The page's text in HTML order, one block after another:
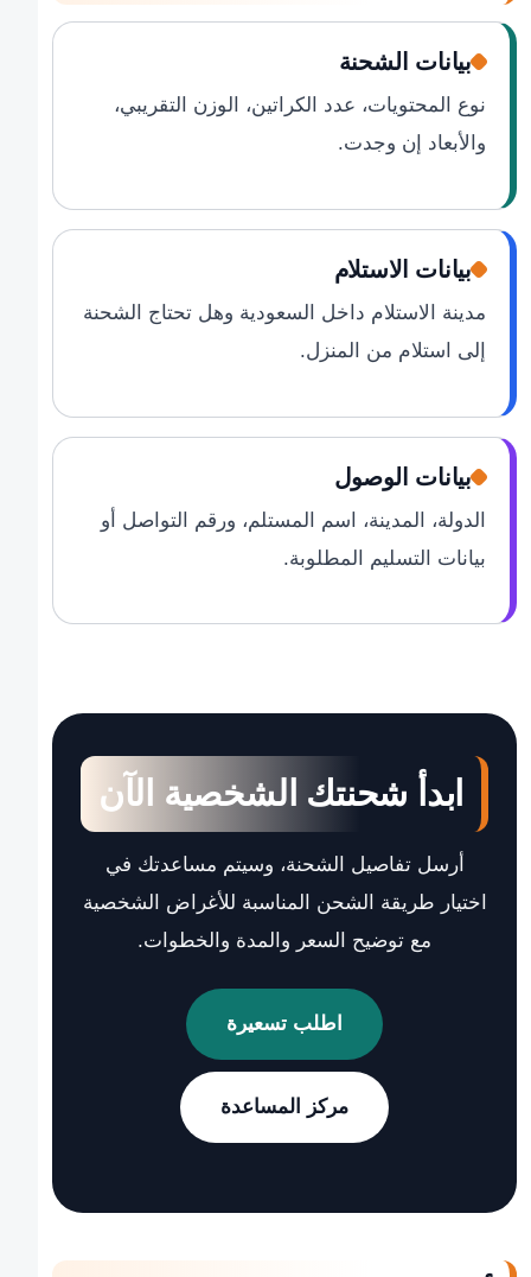
بيانات الشحنة
نوع المحتويات، عدد الكراتين، الوزن التقريبي،
والأبعاد إن وجدت.
بيانات الاستلام
مدينة الاستلام داخل السعودية وهل تحتاج الشحنة
إلى استلام من المنزل.
بيانات الوصول
الدولة، المدينة، اسم المستلم، ورقم التواصل أو
بيانات التسليم المطلوبة.
ابدأ شحنتك الشخصية الآن
أرسل تفاصيل الشحنة، وسيتم مساعدتك في
اختيار طريقة الشحن المناسبة للأغراض الشخصية
مع توضيح السعر والمدة والخطوات.
اطلب تسعيرة
مركز المساعدة